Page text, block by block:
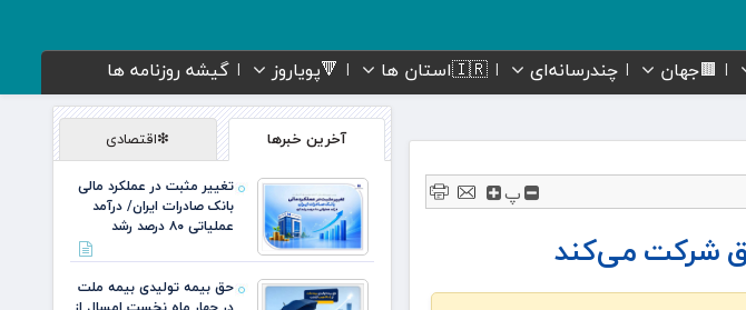
🟫جهان چندرسانه‌ای 🇮🇷استان ها 🔻پویاروز گیشه روزنامه ها
پ
شرکت می‌کند
آخرین خبرها ❇اقتصادی
تغییر مثبت در عملکرد مالی
بانک صادرات ایران/ درآمد
عملیاتی ۸۰ درصد رشد
حق بیمه تولیدی بیمه ملت